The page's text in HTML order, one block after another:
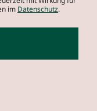
im Datenschutz.